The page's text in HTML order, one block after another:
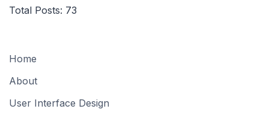
Total Posts: 73
Home
About
User Interface Design